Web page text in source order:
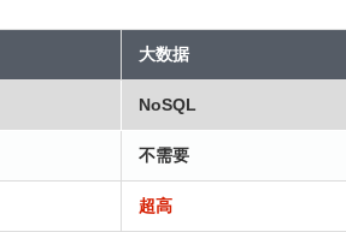
大数据
NoSQL
不需要
超高